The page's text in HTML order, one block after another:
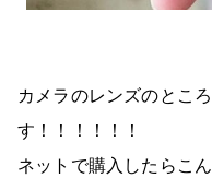
カメラのレンズのとこ
す！！！！！！
ネットで購入したらこ